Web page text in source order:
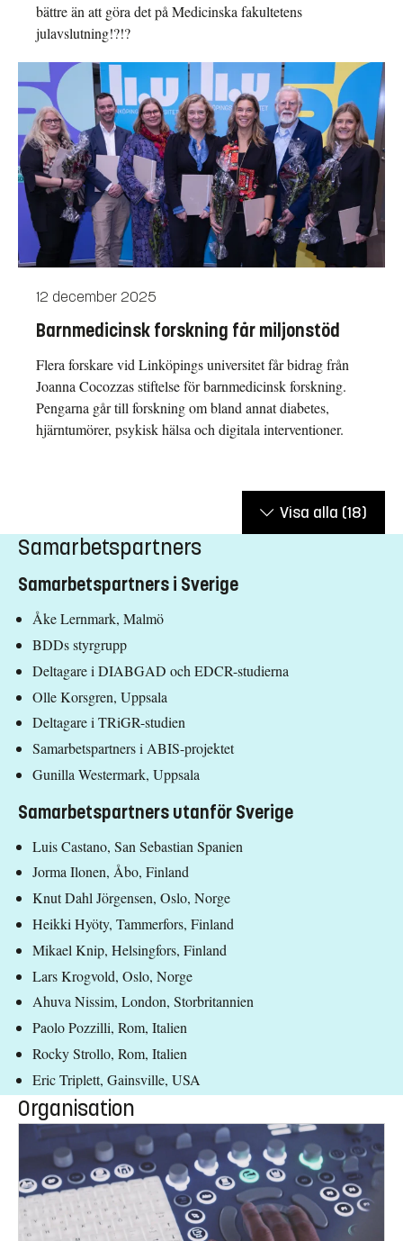
bättre än att göra det på Medicinska fakultetens
julavslutning!?!?
12 december 2025
Barnmedicinsk forskning får miljonstöd
Flera forskare vid Linköpings universitet får bidrag från
Joanna Cocozzas stiftelse för barnmedicinsk forskning.
Pengarna går till forskning om bland annat diabetes,
hjärntumörer, psykisk hälsa och digitala interventioner.
Visa alla (18)
Samarbetspartners
Samarbetspartners i Sverige
Åke Lernmark, Malmö
BDDs styrgrupp
Deltagare i DIABGAD och EDCR-studierna
Olle Korsgren, Uppsala
Deltagare i TRiGR-studien
Samarbetspartners i ABIS-projektet
Gunilla Westermark, Uppsala
Samarbetspartners utanför Sverige
Luis Castano, San Sebastian Spanien
Jorma Ilonen, Åbo, Finland
Knut Dahl Jörgensen, Oslo, Norge
Heikki Hyöty, Tammerfors, Finland
Mikael Knip, Helsingfors, Finland
Lars Krogvold, Oslo, Norge
Ahuva Nissim, London, Storbritannien
Paolo Pozzilli, Rom, Italien
Rocky Strollo, Rom, Italien
Eric Triplett, Gainsville, USA
Organisation